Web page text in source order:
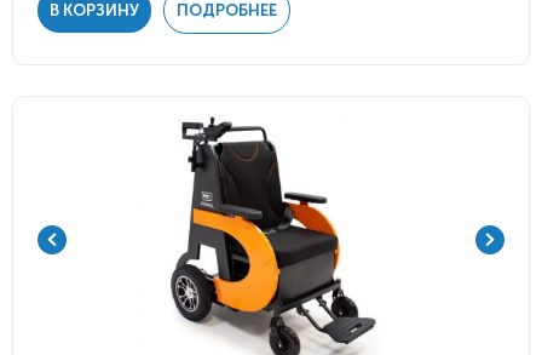
В КОРЗИНУ ПОДРОБНЕЕ